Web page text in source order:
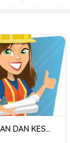
KESEHATAN DAN KESELAMATAN KERJA